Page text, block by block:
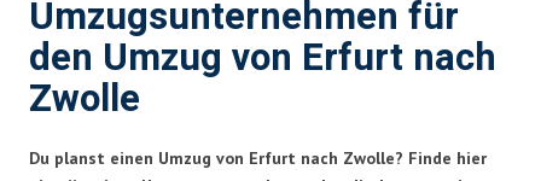
Umzugsunternehmen für
den Umzug von Erfurt nach
Zwolle
Du planst einen Umzug von Erfurt nach Zwolle? Finde hier